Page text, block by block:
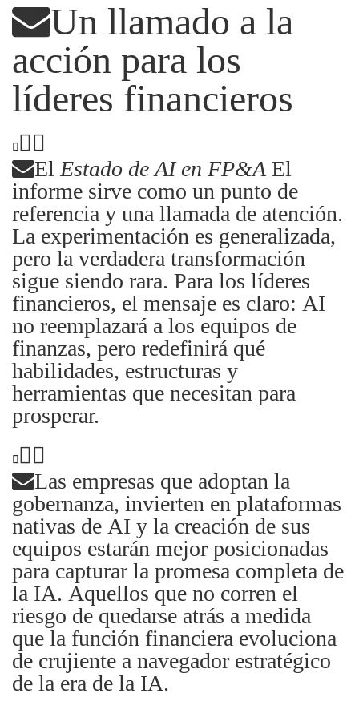
Un llamado a la
acción para los
líderes financieros
El Estado de AI en FP&A El
informe sirve como un punto de
referencia y una llamada de atención.
La experimentación es generalizada,
pero la verdadera transformación
sigue siendo rara. Para los líderes
financieros, el mensaje es claro: AI
no reemplazará a los equipos de
finanzas, pero redefinirá qué
habilidades, estructuras y
herramientas que necesitan para
prosperar.
Las empresas que adoptan la
gobernanza, invierten en plataformas
nativas de AI y la creación de sus
equipos estarán mejor posicionadas
para capturar la promesa completa de
la IA. Aquellos que no corren el
riesgo de quedarse atrás a medida
que la función financiera evoluciona
de crujiente a navegador estratégico
de la era de la IA.